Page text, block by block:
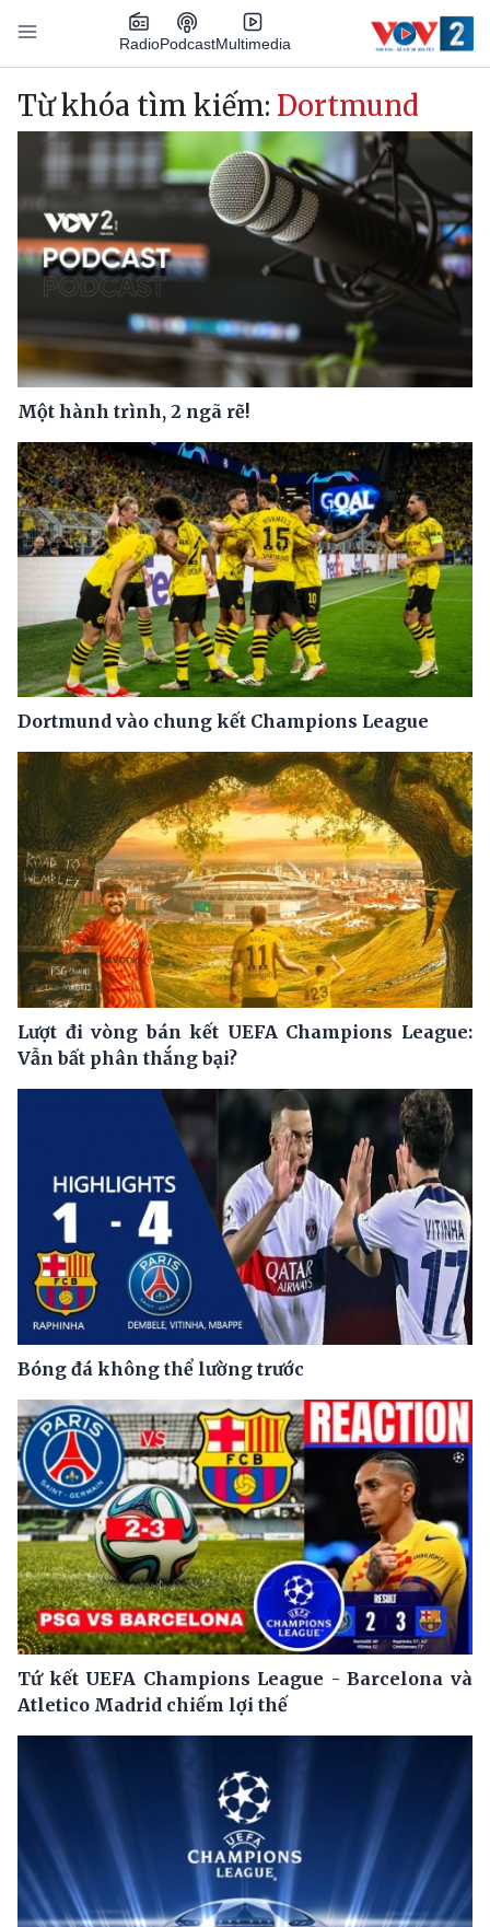
Nhảy đến nội dung
RadioPodcastMultimedia
Main navigation
Từ khóa tìm kiếm: Dortmund
Một hành trình, 2 ngã rẽ!
Dortmund vào chung kết Champions League
Lượt đi vòng bán kết UEFA Champions League:
Vẫn bất phân thắng bại?
Bóng đá không thể lường trước
Tứ kết UEFA Champions League - Barcelona và
Atletico Madrid chiếm lợi thế